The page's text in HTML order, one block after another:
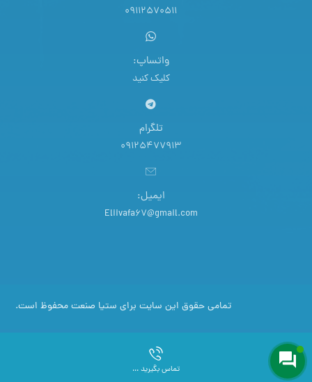
09112570511
واتساپ:
کلیک کنید
تلگرام
09125477913
ایمیل:
Eliivafa67@gmail.com
تمامی حقوق این سایت برای ستیا صنعت محفوظ است.
تماس بگیرید ...